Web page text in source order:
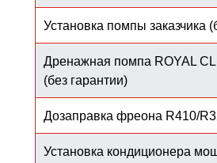
Установка помпы заказчика
Дренажная помпа ROYAL
(без гарантии)
Дозаправка фреона R410/
Установка кондиционера